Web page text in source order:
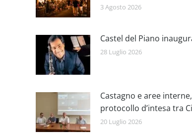
3 Agosto 2026
Castel del Piano
28 Luglio 2026
Castagno e aree
protocollo d’intesa tra
20 Luglio 2026